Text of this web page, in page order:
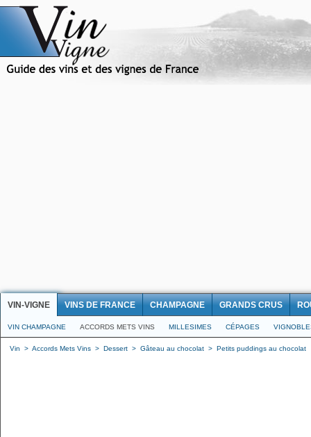
VIN-VIGNE VINS DE FRANCE CHAMPAGNE GRANDS CRUS
VIN CHAMPAGNE ACCORDS METS VINS MILLESIMES CÉPAGES
Vin > Accords Mets Vins > Dessert > Gâteau au chocolat > Petits puddings au chocolat